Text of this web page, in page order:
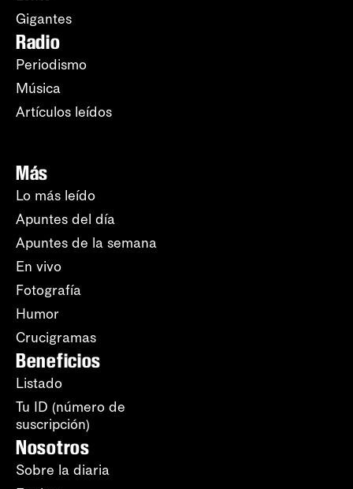
Gigantes
Radio
Periodismo
Música
Artículos leídos
Más
Lo más leído
Apuntes del día
Apuntes de la semana
En vivo
Fotografía
Humor
Crucigramas
Beneficios
Listado
Tu ID (número de
suscripción)
Nosotros
Sobre la diaria